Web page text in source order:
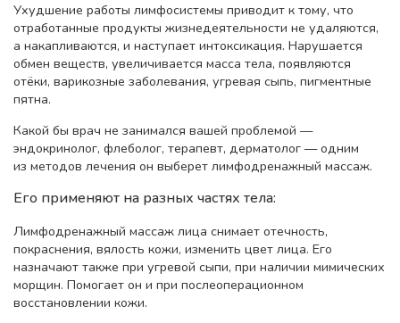
Ухудшение работы лимфосистемы приводит к тому, что
отработанные продукты жизнедеятельности не удаляются,
а накапливаются, и наступает интоксикация. Нарушается
обмен веществ, увеличивается масса тела, появляются
отёки, варикозные заболевания, угревая сыпь, пигментные
пятна.
Какой бы врач не занимался вашей проблемой —
эндокринолог, флеболог, терапевт, дерматолог — одним
из методов лечения он выберет лимфодренажный массаж.
Его применяют на разных частях тела:
Лимфодренажный массаж лица снимает отечность,
покраснения, вялость кожи, изменить цвет лица. Его
назначают также при угревой сыпи, при наличии мимических
морщин. Помогает он и при послеоперационном
восстановлении кожи.